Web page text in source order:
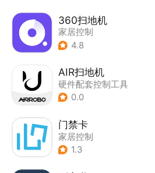
360扫地机
家居控制
4.8
AIR扫地机
硬件配套控制工具
0.0
门禁卡
家居控制
1.3